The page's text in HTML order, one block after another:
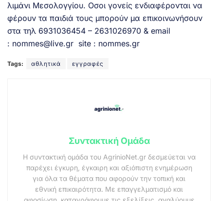
λιμάνι Μεσολογγίου. Οσοι γονείς ενδιαφέρονται να
φέρουν τα παιδιά τους μπορούν μα επικοινωνήσουν
στα τηλ 6931036454 – 2631026970 & email
: nommes@live.gr site : nommes.gr
Tags: αθλητικά εγγραφές
Συντακτική Ομάδα
Η συντακτική ομάδα του AgrinioNet.gr δεσμεύεται να
παρέχει έγκυρη, έγκαιρη και αξιόπιστη ενημέρωση
για όλα τα θέματα που αφορούν την τοπική και
εθνική επικαιρότητα. Με επαγγελματισμό και